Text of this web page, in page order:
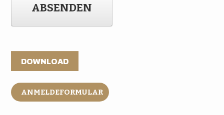
ABSENDEN
DOWNLOAD
ANMELDEFORMULAR